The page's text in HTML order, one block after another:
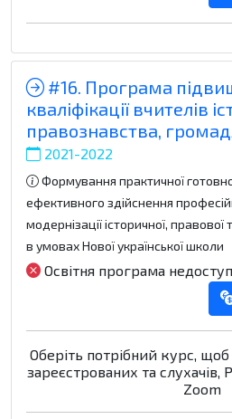
#16. Програма
кваліфікації вчителів
правознавства,
2021-2022
Формування практичної
ефективного здійснення
модернізації історичної, правової
в умовах Нової української школи
Освітня програма
Оберіть потрібний курс,
зареєстрованих та слухачів,
Zoom